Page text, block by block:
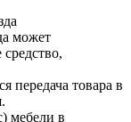
может
передача товара в
мебели в